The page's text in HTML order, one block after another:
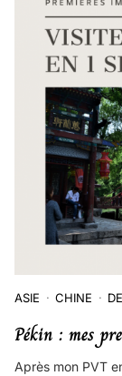
ASIE CHINE
Pékin : mes
Après mon PVT